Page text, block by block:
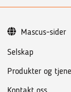
Selskap
Produkter og
Mascus-sider